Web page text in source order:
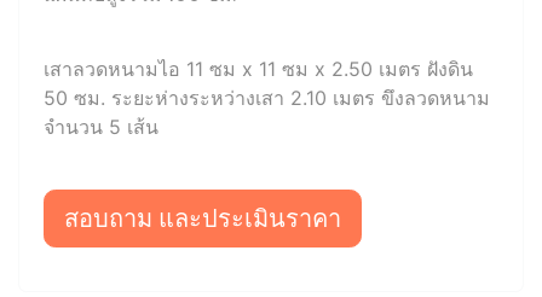
เสาลวดหนามไอ 11 ซม x 11 ซม x 2.50 เมตร ฝังดิน
50 ซม. ระยะห่างระหว่างเสา 2.10 เมตร ขึงลวดหนาม
จำนวน 5 เส้น
สอบถาม และประเมินราคา